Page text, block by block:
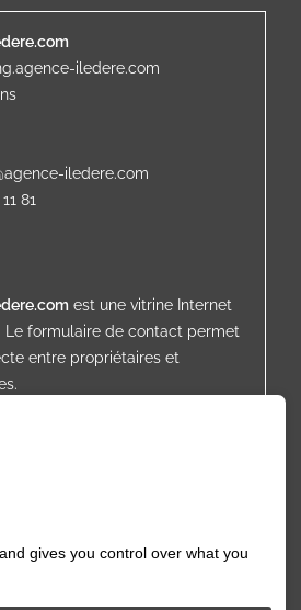
iledere.com
iledere.com
81
est une vitrine Internet
Le formulaire de contact permet
entre propriétaires et
booking-iledere.com - 2009 /
gives you control over what you